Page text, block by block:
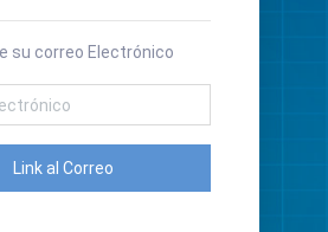
su correo Electrónico
Link al Correo